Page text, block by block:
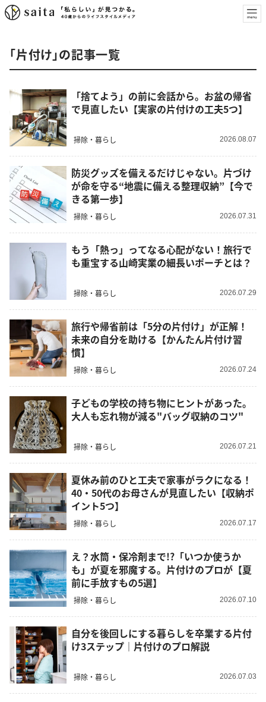
「片付け」の記事一覧
「捨てよう」の前に会話から。お盆の帰省
で見直したい【実家の片付けの工夫5つ】
掃除・暮らし 2026.08.07
防災グッズを備えるだけじゃない。片づけ
が命を守る“地震に備える整理収納”【今で
きる第一歩】
掃除・暮らし 2026.07.31
もう「熱っ」ってなる心配がない！旅行で
も重宝する山崎実業の細長いポーチとは？
掃除・暮らし 2026.07.29
旅行や帰省前は「5分の片付け」が正解！
未来の自分を助ける【かんたん片付け習
慣】
掃除・暮らし 2026.07.24
子どもの学校の持ち物にヒントがあった。
大人も忘れ物が減る"バッグ収納のコツ"
掃除・暮らし 2026.07.21
夏休み前のひと工夫で家事がラクになる！
40・50代のお母さんが見直したい【収納ポ
イント5つ】
掃除・暮らし 2026.07.17
え？水筒・保冷剤まで!?「いつか使うか
も」が夏を邪魔する。片付けのプロが【夏
前に手放すもの5選】
掃除・暮らし 2026.07.10
自分を後回しにする暮らしを卒業する片付
け3ステップ｜片付けのプロ解説
掃除・暮らし 2026.07.03